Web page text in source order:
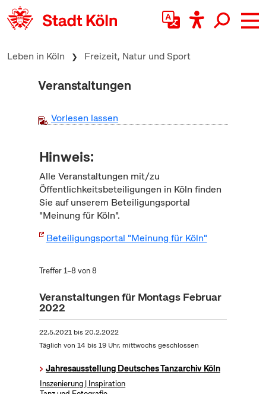
zum Inhalt springen
Leben in Köln Freizeit, Natur und Sport
Veranstaltungen
Vorlesen lassen
Hinweis:
Alle Veranstaltungen mit/zu
Öffentlichkeitsbeteiligungen in Köln finden
Sie auf unserem Beteiligungsportal
"Meinung für Köln".
Beteiligungsportal "Meinung für Köln"
Treffer 1–8 von 8
Veranstaltungen für Montags Februar
2022
22.5.2021bis20.2.2022
Täglich von 14 bis 19 Uhr, mittwochs geschlossen
Jahresausstellung Deutsches Tanzarchiv Köln
Inszenierung | Inspiration